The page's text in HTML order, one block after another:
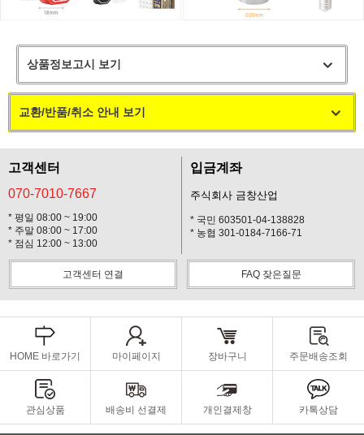
상품정보고시 보기
교환/반품/취소 안내 보기
고객센터
070-7010-7667
* 평일 08:00 ~ 19:00
* 주말 08:00 ~ 17:00
* 점심 12:00 ~ 13:00
입금계좌
주식회사 금창산업
* 국민 603501-04-138828
* 농협 301-0184-7166-71
고객센터 연결 FAQ 잦은질문
HOME 바로가기 마이페이지 장바구니 주문배송조회
관심상품 배송비 선결제 개인결제창 카톡상담